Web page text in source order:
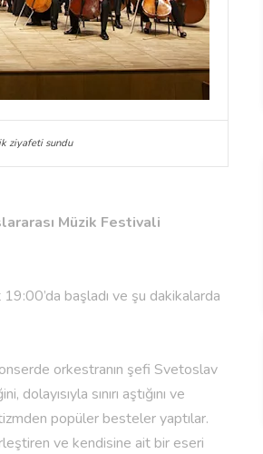
ziyafeti sundu
Müzik Festivali
başladı ve şu dakikalarda
orkestranın şefi Svetoslav
sınırı aştığını ve
popüler besteler yaptılar.
ve kendisine ait bir eseri